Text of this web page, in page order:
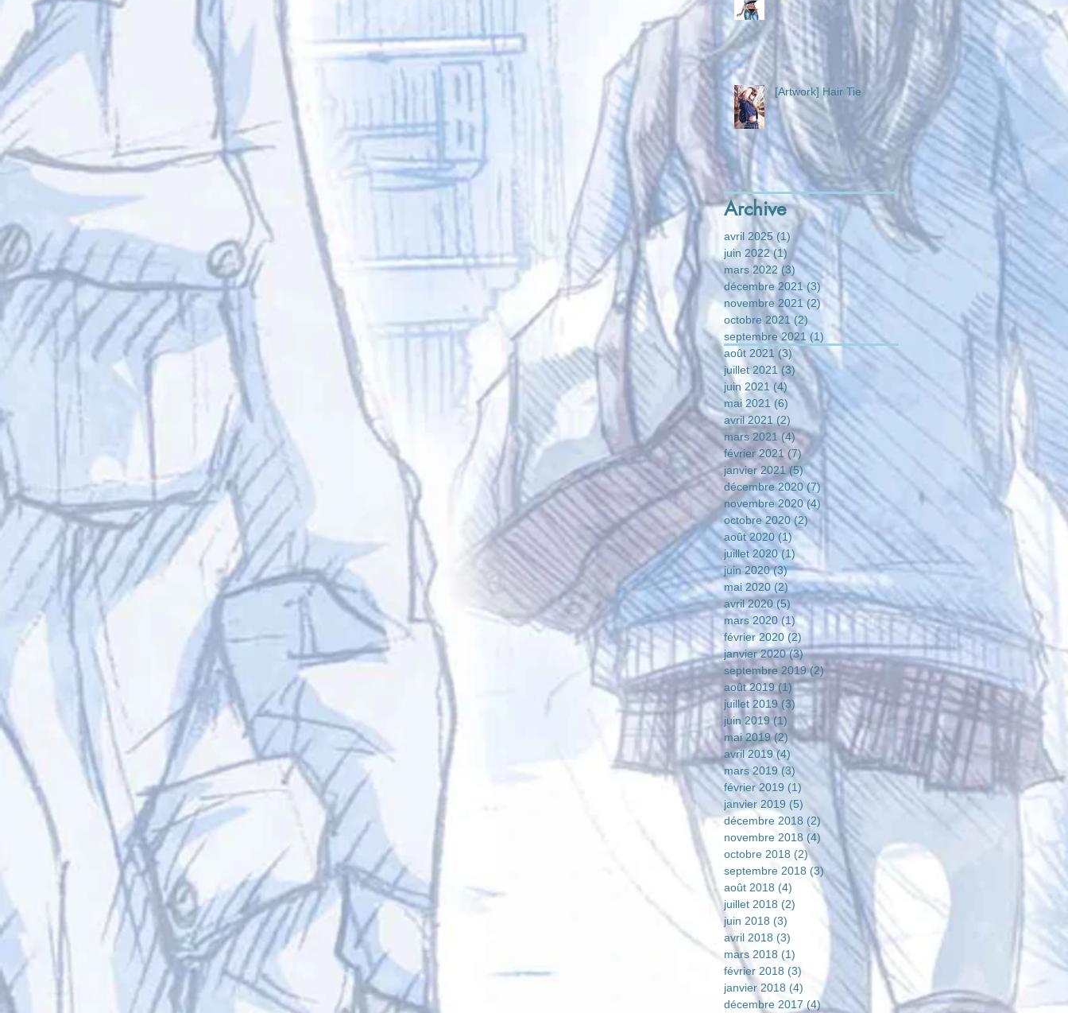
[Artwork] Hair Tie
Archive
avril 2025 (1) 1 post
juin 2022 (1) 1 post
mars 2022 (3) 3 posts
décembre 2021 (3)3 posts
novembre 2021 (2)2 posts
octobre 2021 (2)2 posts
septembre 2021 (1) 1 post
août 2021 (3) 3 posts
juillet 2021 (3)3 posts
juin 2021 (4) 4 posts
mai 2021 (6) 6 posts
avril 2021 (2) 2 posts
mars 2021 (4)4 posts
février 2021 (7)7 posts
janvier 2021 (5)5 posts
décembre 2020 (7) 7 posts
novembre 2020 (4) 4 posts
octobre 2020 (2)2 posts
août 2020 (1)1 post
juillet 2020 (1)1 post
juin 2020 (3)3 posts
mai 2020 (2)2 posts
avril 2020 (5) 5 posts
mars 2020 (1)1 post
février 2020 (2) 2 posts
janvier 2020 (3)3 posts
septembre 2019 (2) 2 posts
août 2019 (1)1 post
juillet 2019 (3) 3 posts
juin 2019 (1) 1 post
mai 2019 (2) 2 posts
avril 2019 (4) 4 posts
mars 2019 (3) 3 posts
février 2019 (1) 1 post
janvier 2019 (5)
décembre 2018 (2) 2 posts
novembre 2018 (4) 4 posts
octobre 2018 (2)2 posts
septembre 2018 (3)3 posts
août 2018 (4) 4 posts
juillet 2018 (2) 2 posts
juin 2018 (3)
avril 2018 (3)
mars 2018 (1)
février 2018 (3)
janvier 2018 (4) 4 posts
décembre 2017 (4) 4 posts